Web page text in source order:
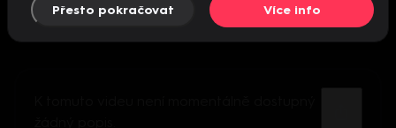
Přesto pokračovat Více info